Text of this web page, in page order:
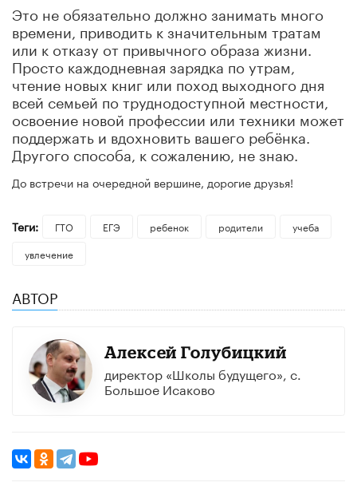
Это не обязательно должно занимать много
времени, приводить к значительным тратам
или к отказу от привычного образа жизни.
Просто каждодневная зарядка по утрам,
чтение новых книг или поход выходного дня
всей семьей по труднодоступной местности,
освоение новой профессии или техники может
поддержать и вдохновить вашего ребёнка.
Другого способа, к сожалению, не знаю.
До встречи на очередной вершине, дорогие друзья!
Теги: ГТО ЕГЭ ребенок родители
учеба
увлечение
АВТОР
Алексей Голубицкий
директор «Школы будущего», с.
Большое Исаково